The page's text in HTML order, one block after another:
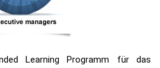
Learning Programm für das